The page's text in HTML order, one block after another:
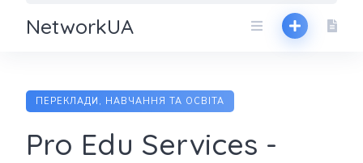
NetworkUA
ПЕРЕКЛАДИ, НАВЧАННЯ ТА ОСВІТА
Pro Edu Services -